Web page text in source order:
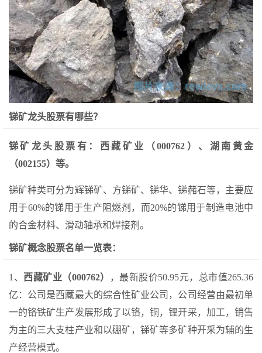
锑矿龙头股票有哪些？
锑矿龙头股票有：西藏矿业（000762）、湖南黄金
（002155）等。
锑矿种类可分为辉锑矿、方锑矿、锑华、锑赭石等，主要应
用于60%的锑用于生产阻燃剂，而20%的锑用于制造电池中
的合金材料、滑动轴承和焊接剂。
锑矿概念股票名单一览表：
1、 西藏矿业（000762）
，最新股价50.95元，总市值265.36
亿：公司是西藏最大的综合性矿业公司，公司经营由最初单
一的铬铁矿生产发展形成了以铬，铜，锂开采，加工，销售
为主的三大支柱产业和以硼矿，锑矿等多矿种开采为辅的生
产经营模式。